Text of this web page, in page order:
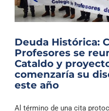
Deuda Histórica:
Profesores se
Cataldo y
comenzaría su
este año
Al término de una cita